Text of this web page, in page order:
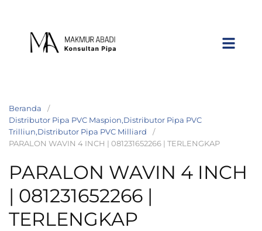
Beranda
Distributor Pipa PVC Maspion,Distributor Pipa PVC
Trilliun,Distributor Pipa PVC Milliard
PARALON WAVIN 4 INCH | 081231652266 | TERLENGKAP
PARALON WAVIN 4 INCH
| 081231652266 |
TERLENGKAP